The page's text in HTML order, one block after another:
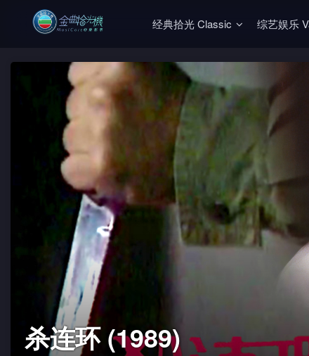
经典拾光 Classic 综艺娱乐
杀连环 (1989)